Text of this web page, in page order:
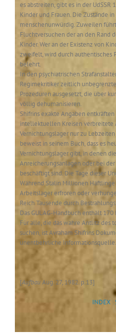
es abstreiten, gibt es in der UdSSR
Kinder und Frauen. Die Zustände
menschenunwürdig. Zuweilen
Fluchtversuchen der an den Rand
Kinder. Wer an der Existenz von
zweifelt, wird durch authentisches
belehrt.
In den psychiatrischen
Regimekritiker zeitlich
Prozeduren ausgesetzt, die über
völlig dehumanisieren.
Shifrins exakte Angaben
intellektuellen Kreisen verbreitete
Vernichtungslager nur zu
beweist in seinem Buch, dass es
Vernichtungslager gibt, in denen
Anreicherungsanlagen oder bei
beschäftigt sind. Die Tage dieser
Während Stalin Millionen Häftlinge
Arbeitslager erfroren oder
Reich Tausende durch
Das GULAG-Handbuch enthält
Für alle, die das wahre Antlitz des
suchen, ist Avraham Shifrins
unentbehrliche Informationsquelle.
[Aufbau Aug. 27, 1982. p.13]
INDEX